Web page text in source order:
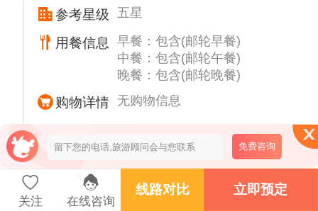
特别安排搭乘由蒸汽机车牵引的世界尽头小火
车至世界最南端的火车站，抵达泛美公路南
端，泛美公路是条从美国的边缘延伸，穿过中
美洲和南美洲的大部分地区的公路。
参考星级 五星
用餐信息
早餐：包含(邮轮早餐)
中餐：包含(邮轮午餐)
晚餐：包含(邮轮晚餐)
购物详情 无购物信息
行程概述
今日展开海上巡游。蓝色的大海向您敞开温暖
的胸怀，观迎您的来访。
关注 在线咨询
线路对比 立即预定
免费咨询